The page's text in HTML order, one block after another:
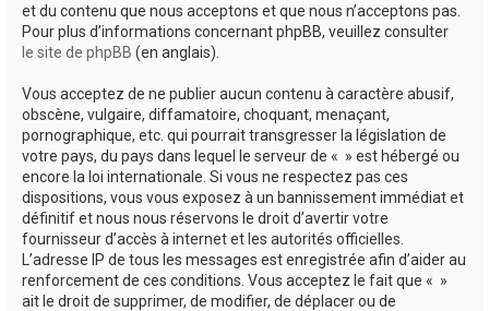
et du contenu que nous acceptons et que nous n’acceptons pas.
Pour plus d’informations concernant phpBB, veuillez consulter
le site de phpBB (en anglais).
Vous acceptez de ne publier aucun contenu à caractère abusif,
obscène, vulgaire, diffamatoire, choquant, menaçant,
pornographique, etc. qui pourrait transgresser la législation de
votre pays, du pays dans lequel le serveur de « » est hébergé ou
encore la loi internationale. Si vous ne respectez pas ces
dispositions, vous vous exposez à un bannissement immédiat et
définitif et nous nous réservons le droit d’avertir votre
fournisseur d’accès à internet et les autorités officielles.
L’adresse IP de tous les messages est enregistrée afin d’aider au
renforcement de ces conditions. Vous acceptez le fait que « »
ait le droit de supprimer, de modifier, de déplacer ou de